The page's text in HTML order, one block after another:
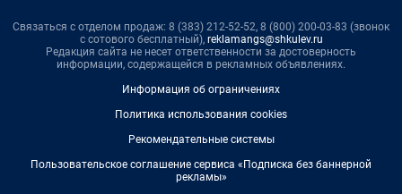
Связаться с отделом продаж: 8 (383) 212-52-52, 8 (800) 200-03-83 (звонок
с сотового бесплатный), reklamangs@shkulev.ru
Редакция сайта не несет ответственности за достоверность
информации, содержащейся в рекламных объявлениях.
Информация об ограничениях
Политика использования cookies
Рекомендательные системы
Пользовательское соглашение сервиса «Подписка без баннерной
рекламы»